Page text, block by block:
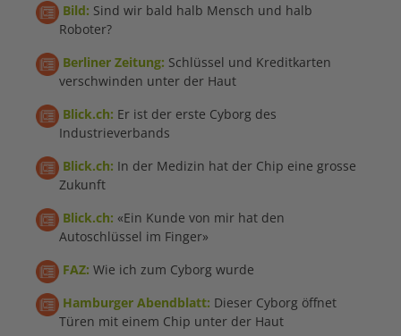
Bild: Sind wir bald halb Mensch und halb
Roboter?
Berliner Zeitung: Schlüssel und Kreditkarten
verschwinden unter der Haut
Blick.ch: Er ist der erste Cyborg des
Industrieverbands
Blick.ch: In der Medizin hat der Chip eine grosse
Zukunft
Blick.ch: «Ein Kunde von mir hat den
Autoschlüssel im Finger»
FAZ: Wie ich zum Cyborg wurde
Hamburger Abendblatt: Dieser Cyborg öffnet
Türen mit einem Chip unter der Haut